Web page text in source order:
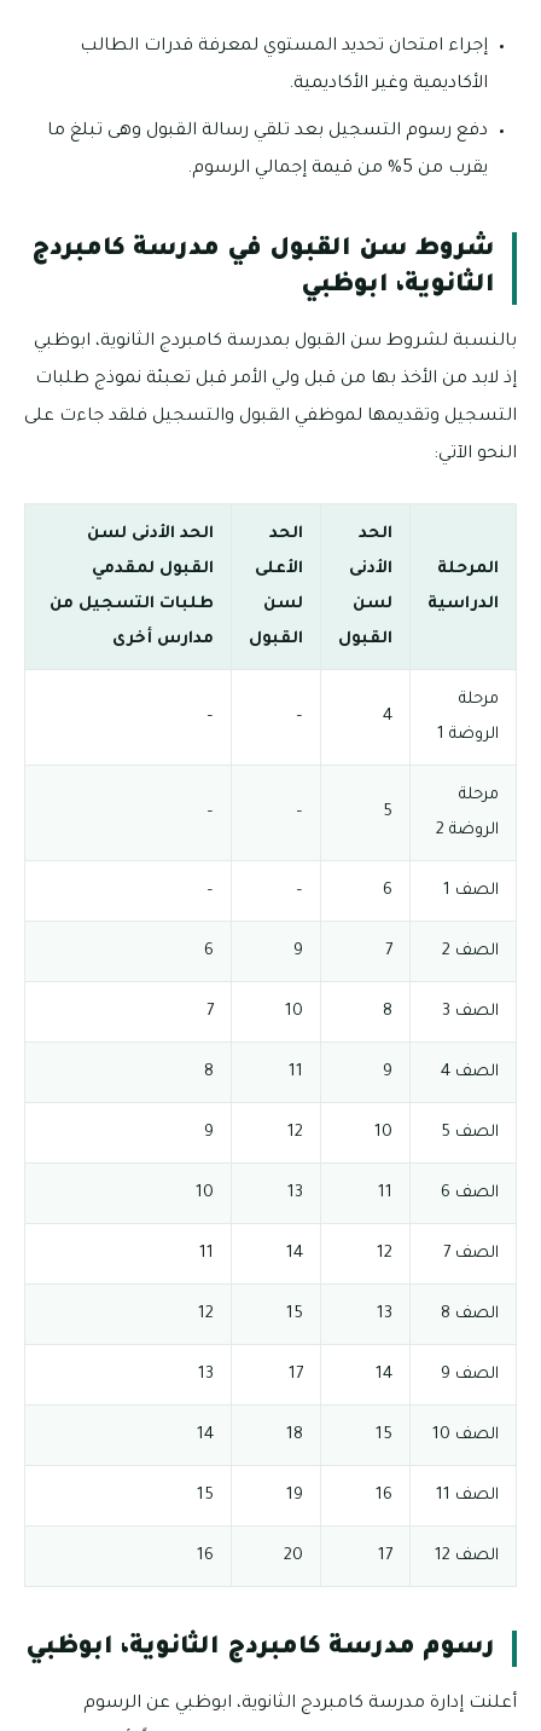
إجراء امتحان تحديد المستوي لمعرفة قدرات الطالب
الأكاديمية وغير الأكاديمية.
دفع رسوم التسجيل بعد تلقي رسالة القبول وهى تبلغ ما
يقرب من 5% من قيمة إجمالي الرسوم.
شروط سن القبول في مدرسة كامبردج
الثانوية، ابوظبي
بالنسبة لشروط سن القبول بمدرسة كامبردج الثانوية، ابوظبي
إذ لابد من الأخذ بها من قبل ولي الأمر قبل تعبئة نموذج طلبات
التسجيل وتقديمها لموظفي القبول والتسجيل فلقد جاءت على
النحو الآتي:
المرحلة
الدراسية
الحد
الأدنى
لسن
القبول
الحد
الأعلى
لسن
القبول
الحد الأدنى لسن
القبول لمقدمي
طلبات التسجيل من
مدارس أخرى
مرحلة
الروضة 1
4
–
–
مرحلة
الروضة 2
5
–
–
الصف 1 6
–
–
الصف 2 7
9
6
الصف 3 8
10
7
الصف 4 9
11
8
الصف 5 10
12
9
الصف 6 11
13
10
الصف 7 12
14
11
الصف 8 13
15
12
الصف 9 14
17
13
الصف 10 15
18
14
الصف 11 16
19
15
الصف 12 17
20
16
رسوم مدرسة كامبردج الثانوية، ابوظبي
أعلنت إدارة مدرسة كامبردج الثانوية، ابوظبي عن الرسوم